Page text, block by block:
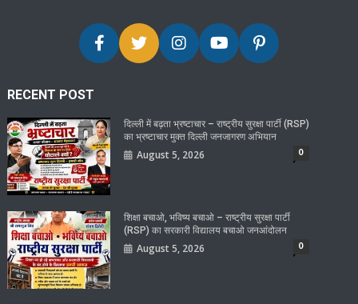
RECENT POST
दिल्ली में बढ़ता भ्रष्टाचार – राष्ट्रीय सुरक्षा पार्टी (RSP)
का भ्रष्टाचार मुक्त दिल्ली जनजागरण अभियान
August 5, 2026 0
शिक्षा बचाओ, भविष्य बचाओ – राष्ट्रीय सुरक्षा पार्टी
(RSP) का सरकारी विद्यालय बचाओ जनआंदोलन
August 5, 2026 0